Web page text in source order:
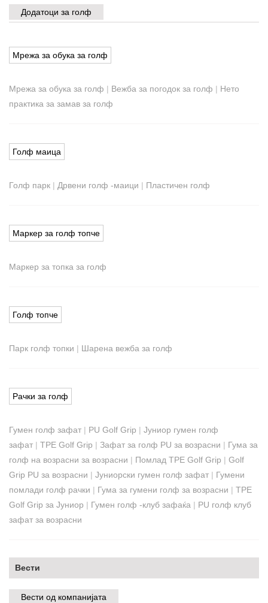
Додатоци за голф
Мрежа за обука за голф
Мрежа за обука за голф | Вежба за погодок за голф | Нето
практика за замав за голф
Голф маица
Голф парк | Дрвени голф -маици | Пластичен голф
Маркер за голф топче
Маркер за топка за голф
Голф топче
Парк голф топки | Шарена вежба за голф
Рачки за голф
Гумен голф зафат | PU Golf Grip | Јуниор гумен голф
зафат | TPE Golf Grip | Зафат за голф PU за возрасни | Гума за
голф на возрасни за возрасни | Помлад TPE Golf Grip | Golf
Grip PU за возрасни | Јуниорски гумен голф зафат | Гумени
помлади голф рачки | Гума за гумени голф за возрасни | TPE
Golf Grip за Јуниор | Гумен голф -клуб зафаќа | PU голф клуб
зафат за возрасни
Вести
Вести од компанијата